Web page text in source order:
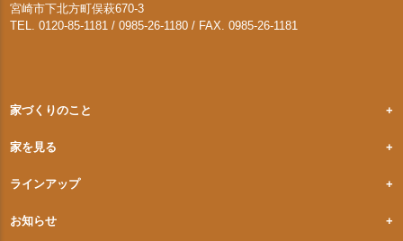
宮崎市下北方町俣萩670-3
TEL. 0120-85-1181 / 0985-26-1180 / FAX. 0985-26-1181
家づくりのこと
家を見る
ラインアップ
お知らせ